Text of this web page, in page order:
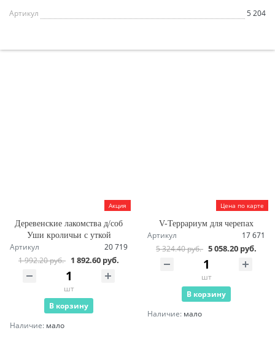
Артикул 5 204
Акция
Деревенские лакомства д/соб
Уши кроличьи с уткой
Артикул
20 719
1 992.20 руб. 1 892.60 руб.
шт
В корзину
Наличие: мало
Цена по карте
V-Террариум для черепах
Артикул
17 671
5 324.40 руб. 5 058.20 руб.
шт
В корзину
Наличие: мало